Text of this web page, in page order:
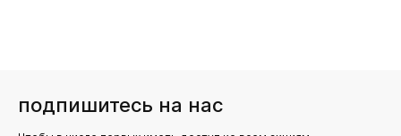
подпишитесь на нас